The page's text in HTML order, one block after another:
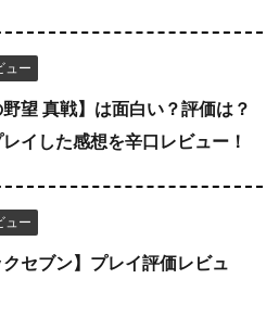
ュー
野望 真戦】は面白い？評価は？
イした感想を辛口レビュー！
ュー
クセブン】プレイ評価レビュ